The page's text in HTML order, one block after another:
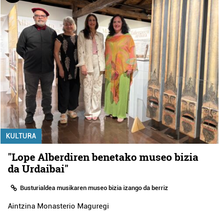
KULTURA
"Lope Alberdiren benetako museo bizia
da Urdaibai"
Busturialdea musikaren museo bizia izango da berriz
Aintzina Monasterio Maguregi